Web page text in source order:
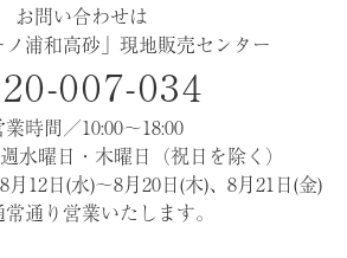
お問い合わせは
ノ浦和高砂」現地販売センター
007-034
時間／10:00～18:00
水曜日・木曜日（祝日を除く）
12日(水)～8月20日(木)、8月21日(金)
常通り営業いたします。